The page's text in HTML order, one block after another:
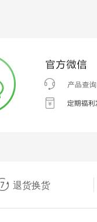
退货换货